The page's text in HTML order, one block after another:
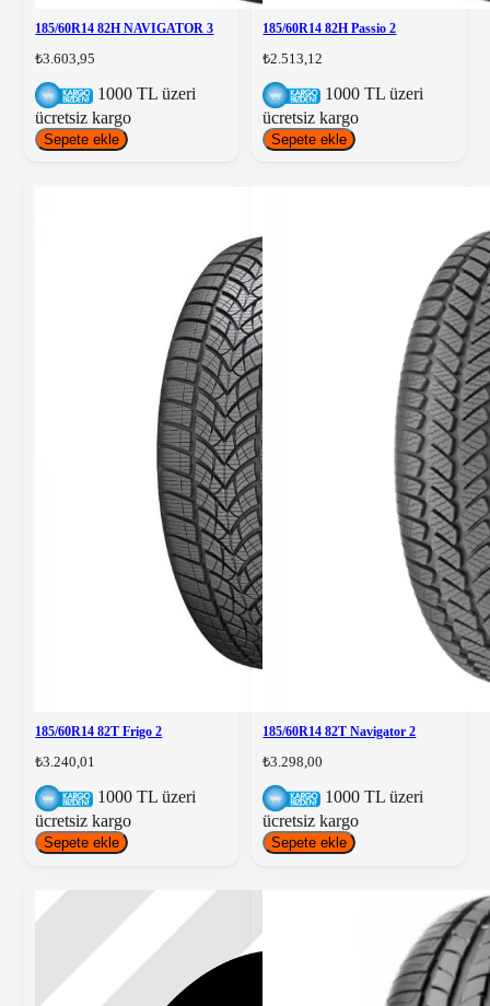
185/60R14 82H NAVIGATOR 3
₺3.603,95
1000 TL üzeri
ücretsiz kargo
Sepete ekle
185/60R14 82H Passio 2
₺2.513,12
1000 TL üzeri
ücretsiz kargo
Sepete ekle
185/60R14 82T Frigo 2
₺3.240,01
1000 TL üzeri
ücretsiz kargo
Sepete ekle
185/60R14 82T Navigator 2
₺3.298,00
1000 TL üzeri
ücretsiz kargo
Sepete ekle